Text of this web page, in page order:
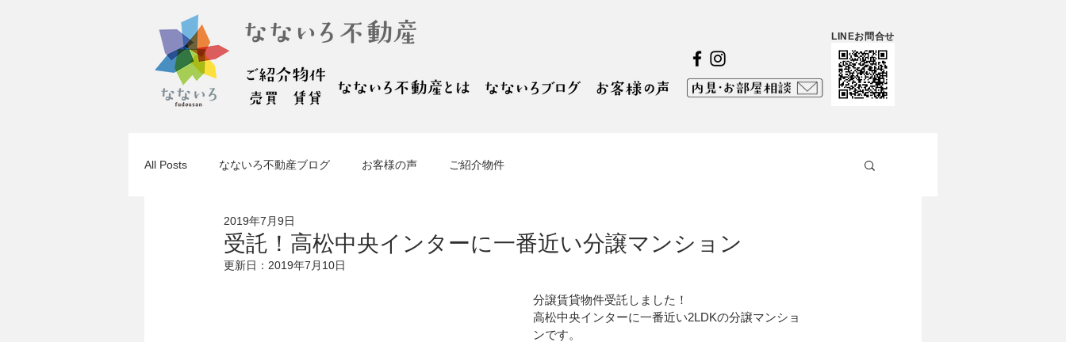
LINEお問合せ
All Posts なないろ不動産ブログ お客様の声 ご紹介物件
受託！高松中央インターに一番近い分譲マンション
2019年7月9日
更新日： 2019年7月10日
分譲賃貸物件受託しました！
高松中央インターに一番近い2LDKの分譲マンショ
ンです。